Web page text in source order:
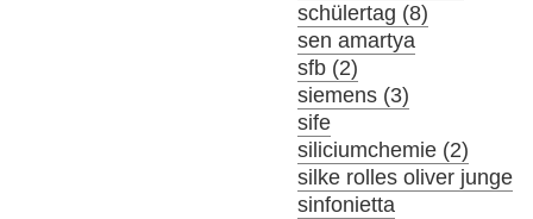
schülertag (8)
sen amartya
sfb (2)
siemens (3)
sife
siliciumchemie (2)
silke rolles oliver junge
sinfonietta